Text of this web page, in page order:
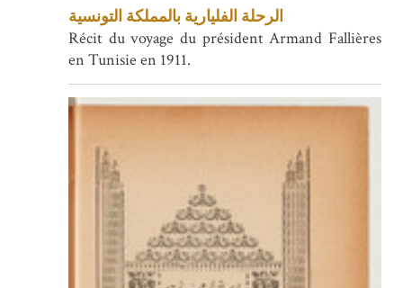
الرحلة الفليارية بالمملكة التونسية
Récit du voyage du président Armand Fallières
en Tunisie en 1911.